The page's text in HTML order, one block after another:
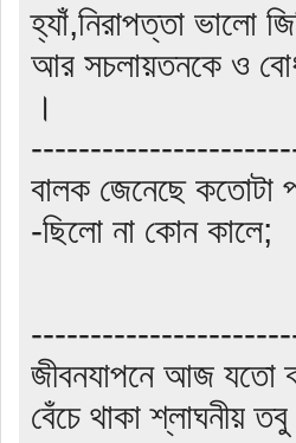
হ্যাঁ,নিরাপত্তা ভালো
আর সচলায়তনকে ও বোধ
।
বালক জেনেছে কতোটা
-ছিলো না কোন কালে;
জীবনযাপনে আজ যতো
বেঁচে থাকা শ্লাঘনীয়